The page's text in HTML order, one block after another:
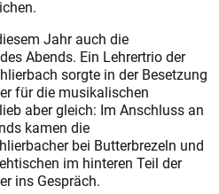
Jahr auch die
Abends. Ein Lehrertrio der
sorgte in der Besetzung
für die musikalischen
aber gleich: Im Anschluss an
kamen die
bei Butterbrezeln und
im hinteren Teil der
ins Gespräch.